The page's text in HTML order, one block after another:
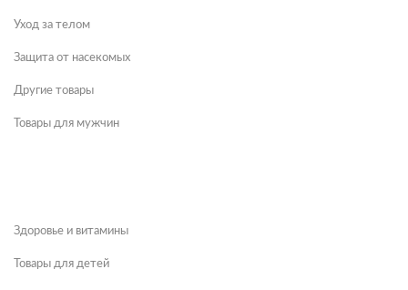
Уход за телом
Защита от насекомых
Другие товары
Товары для мужчин
Здоровье и витамины
Товары для детей